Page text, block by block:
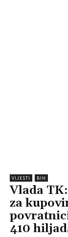
VIJESTI BIH
Vlada
za
410